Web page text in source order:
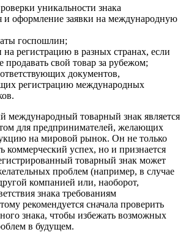
уникальности знака
и оформление заявки на международную
госпошлин;
на регистрацию в разных странах, если
продавать свой товар за рубежом;
документов,
регистрацию международных
международный товарный знак является
для предпринимателей, желающих
на мировой рынок. Он не только
коммерческий успех, но и признается
товарный знак может
проблем (например, в случае
компанией или, наоборот,
знака требованиям
рекомендуется сначала проверить
знака, чтобы избежать возможных
в будущем.